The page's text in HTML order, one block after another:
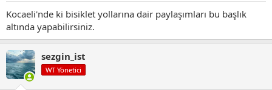
Kocaeli'nde ki bisiklet yollarına dair paylaşımları bu başlık
altında yapabilirsiniz.
sezgin_ist
WT Yönetici